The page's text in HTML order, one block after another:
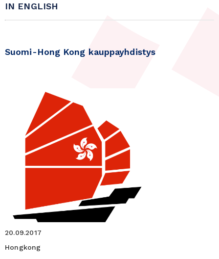
IN ENGLISH
Suomi-Hong Kong kauppayhdistys
20.09.2017
Hongkong